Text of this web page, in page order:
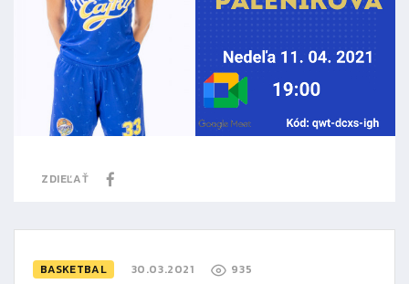
ZDIEĽAŤ
BASKETBAL 30.03.2021 935